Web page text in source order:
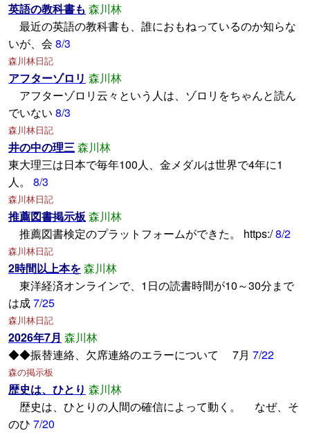
英語の教科書も 森川林
最近の英語の教科書も、誰におもねっているのか知らな
いが、会 8/3
森川林日記
アフターゾロリ 森川林
アフターゾロリ云々という人は、ゾロリをちゃんと読ん
でいない 8/3
森川林日記
井の中の理三森川林
東大理三は日本で毎年100人、金メダルは世界で4年に1
人。 8/3
森川林日記
推薦図書掲示板森川林
推薦図書検定のプラットフォームができた。 https:/8/2
森川林日記
2時間以上本を森川林
東洋経済オンラインで、1日の読書時間が10～30分まで
は成7/25
森川林日記
2026年7月 森川林
◆◆振替連絡、欠席連絡のエラーについて 7月 7/22
森の掲示板
歴史は、ひとり 森川林
歴史は、ひとりの人間の確信によって動く。 なぜ、そ
のひ 7/20